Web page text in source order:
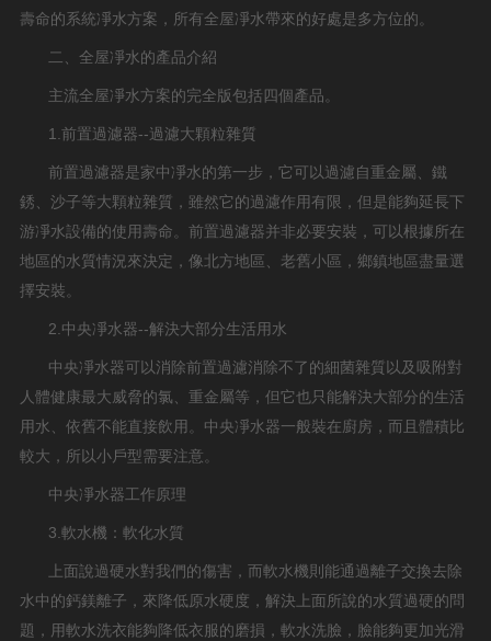
壽命的系統凈水方案，所有全屋凈水帶來的好處是多方位的。
二、全屋凈水的產品介紹
主流全屋凈水方案的完全版包括四個產品。
1.前置過濾器--過濾大顆粒雜質
前置過濾器是家中凈水的第一步，它可以過濾自重金屬、鐵
銹、沙子等大顆粒雜質，雖然它的過濾作用有限，但是能夠延長下
游凈水設備的使用壽命。前置過濾器并非必要安裝，可以根據所在
地區的水質情況來決定，像北方地區、老舊小區，鄉鎮地區盡量選
擇安裝。
2.中央凈水器--解決大部分生活用水
中央凈水器可以消除前置過濾消除不了的細菌雜質以及吸附對
人體健康最大威脅的氯、重金屬等，但它也只能解決大部分的生活
用水、依舊不能直接飲用。中央凈水器一般裝在廚房，而且體積比
較大，所以小戶型需要注意。
中央凈水器工作原理
3.軟水機：軟化水質
上面說過硬水對我們的傷害，而軟水機則能通過離子交換去除
水中的鈣鎂離子，來降低原水硬度，解決上面所說的水質過硬的問
題，用軟水洗衣能夠降低衣服的磨損，軟水洗臉，臉能夠更加光滑